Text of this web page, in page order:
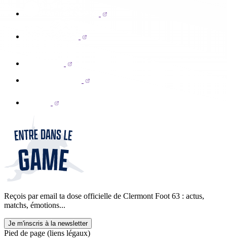
Reçois par email ta dose officielle de Clermont Foot 63 : actus,
matchs, émotions...
Je m'inscris à la newsletter
Pied de page (liens légaux)